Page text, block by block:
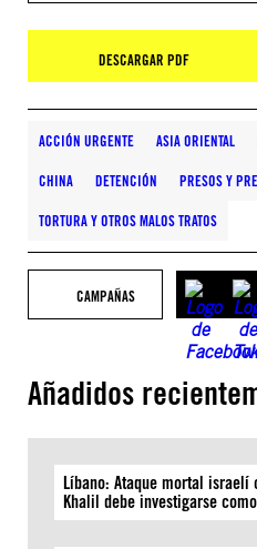
DESCARGAR PDF
ACCIÓN URGENTE ASIA ORIENTAL
CHINA DETENCIÓN PRESOS Y
TORTURA Y OTROS MALOS TRATOS
CAMPAÑAS
Añadidos
Líbano: Ataque mortal israelí
Khalil debe investigarse